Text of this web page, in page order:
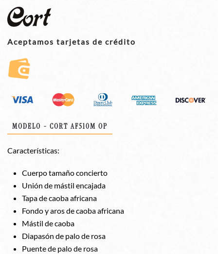
Aceptamos tarjetas de crédito
MODELO - CORT AF510M OP
Características:
Cuerpo tamaño concierto
Unión de mástil encajada
Tapa de caoba africana
Fondo y aros de caoba africana
Mástil de caoba
Diapasón de palo de rosa
Puente de palo de rosa